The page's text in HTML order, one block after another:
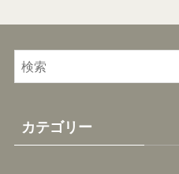
カテゴリー